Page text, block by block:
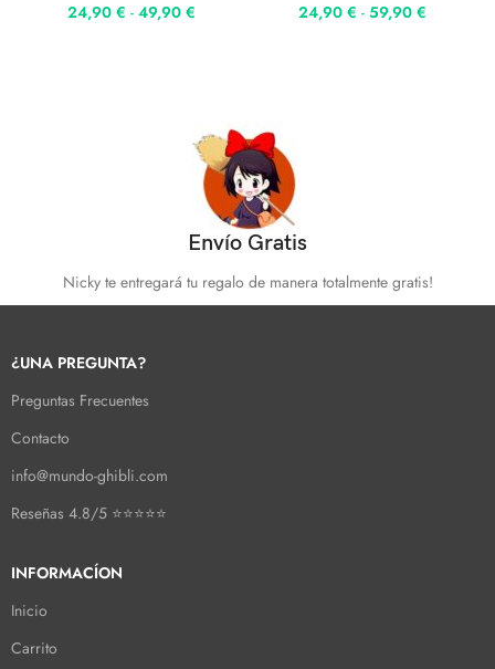
24,90€ - 49,90€ 24,90€ - 59,90€
Envío Gratis
Nicky te entregará tu regalo de manera totalmente gratis!
¿UNA PREGUNTA?
Preguntas Frecuentes
Contacto
info@mundo-ghibli.com
Reseñas 4.8/5 ⭐⭐⭐⭐⭐
INFORMACÍON
Inicio
Carrito